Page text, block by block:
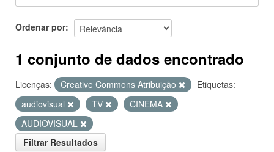
SOBRE
Ordenar por
1 conjunto de dados encontrado
Licenças: Creative Commons Atribuição
Etiquetas:
audiovisual
TV
CINEMA
AUDIOVISUAL
Filtrar Resultados